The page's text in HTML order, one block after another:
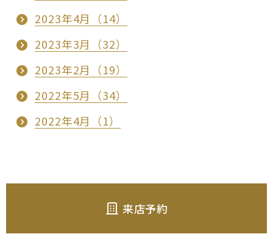
2023年4月（14）
2023年3月（32）
2023年2月（19）
2022年5月（34）
2022年4月（1）
来店予約